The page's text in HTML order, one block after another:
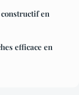
en
efficace en